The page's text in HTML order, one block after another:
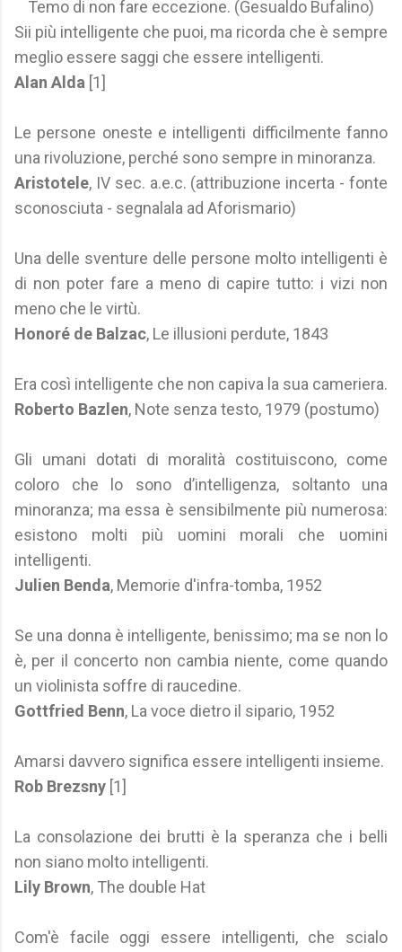
Temo di non fare eccezione. (Gesualdo Bufalino)
Sii più intelligente che puoi, ma ricorda che è sempre
meglio essere saggi che essere intelligenti.
Alan Alda [1]
Le persone oneste e intelligenti difficilmente fanno
una rivoluzione, perché sono sempre in minoranza.
Aristotele, IV sec. a.e.c. (attribuzione incerta - fonte
sconosciuta - segnalala ad Aforismario)
Una delle sventure delle persone molto intelligenti è
di non poter fare a meno di capire tutto: i vizi non
meno che le virtù.
Honoré de Balzac, Le illusioni perdute, 1843
Era così intelligente che non capiva la sua cameriera.
Roberto Bazlen, Note senza testo, 1979 (postumo)
Gli umani dotati di moralità costituiscono, come
coloro che lo sono d’intelligenza, soltanto una
minoranza; ma essa è sensibilmente più numerosa:
esistono molti più uomini morali che uomini
intelligenti.
Julien Benda, Memorie d'infra-tomba, 1952
Se una donna è intelligente, benissimo; ma se non lo
è, per il concerto non cambia niente, come quando
un violinista soffre di raucedine.
Gottfried Benn, La voce dietro il sipario, 1952
Amarsi davvero significa essere intelligenti insieme.
Rob Brezsny [1]
La consolazione dei brutti è la speranza che i belli
non siano molto intelligenti.
Lily Brown, The double Hat
Com'è facile oggi essere intelligenti, che scialo